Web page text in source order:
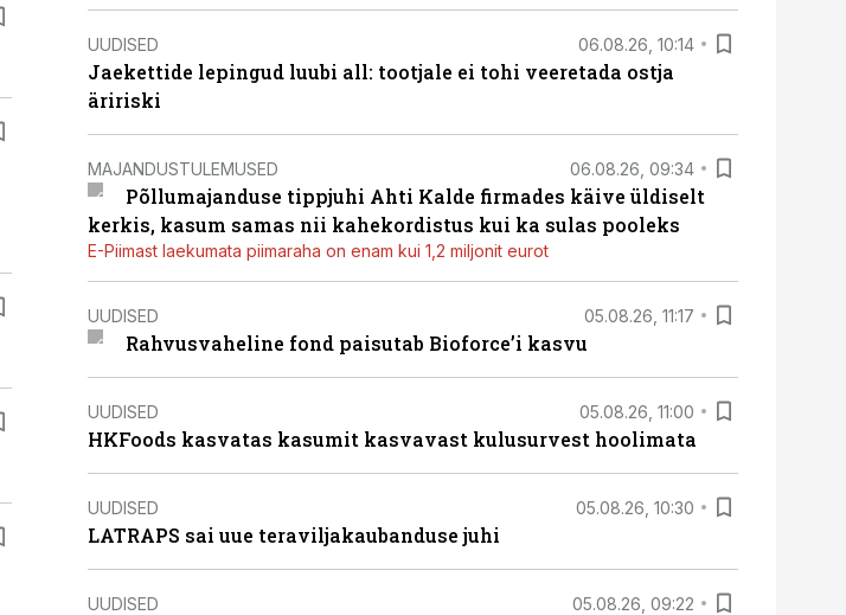
UUDISED 06.08.26, 10:14
Jaekettide lepingud luubi all: tootjale ei tohi veeretada ostja
äririski
MAJANDUSTULEMUSED 06.08.26, 09:34
Põllumajanduse tippjuhi Ahti Kalde firmades käive üldiselt
kerkis, kasum samas nii kahekordistus kui ka sulas pooleks
E-Piimast laekumata piimaraha on enam kui 1,2 miljonit eurot
UUDISED 05.08.26, 11:17
Rahvusvaheline fond paisutab Bioforce’i kasvu
UUDISED 05.08.26, 11:00
HKFoods kasvatas kasumit kasvavast kulusurvest hoolimata
UUDISED 05.08.26, 10:30
LATRAPS sai uue teraviljakaubanduse juhi
UUDISED 05.08.26, 09:22